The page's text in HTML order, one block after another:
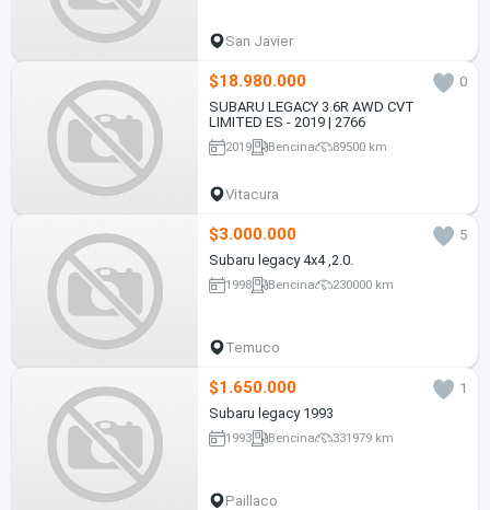
San Javier
$18.980.000
0
SUBARU LEGACY 3.6R AWD CVT
LIMITED ES - 2019 | 2766
2019 Bencina 89500 km
Vitacura
$3.000.000
5
Subaru legacy 4x4 ,2.0.
1998 Bencina 230000 km
Temuco
$1.650.000
1
Subaru legacy 1993
1993 Bencina 331979 km
Paillaco